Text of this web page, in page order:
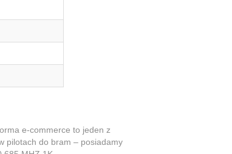
e-commerce to jeden z
pilotach do bram – posiadamy